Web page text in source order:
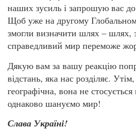
наших зусиль і запрошую вас до
Щоб уже на другому
змогли визначити шлях – шлях,
справедливий мир переможе
Дякую вам за вашу реакцію
відстань, яка нас розділяє.
географічна, вона не
однаково шануємо мир!
Слава Україні!